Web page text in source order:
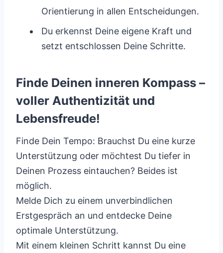
Orientierung in allen Entscheidungen.
Du erkennst Deine eigene Kraft und
setzt entschlossen Deine Schritte.
Finde Deinen inneren Kompass –
voller Authentizität und
Lebensfreude!
Finde Dein Tempo: Brauchst Du eine kurze
Unterstützung oder möchtest Du tiefer in
Deinen Prozess eintauchen? Beides ist
möglich.
Melde Dich zu einem unverbindlichen
Erstgespräch an und entdecke Deine
optimale Unterstützung.
Mit einem kleinen Schritt kannst Du eine